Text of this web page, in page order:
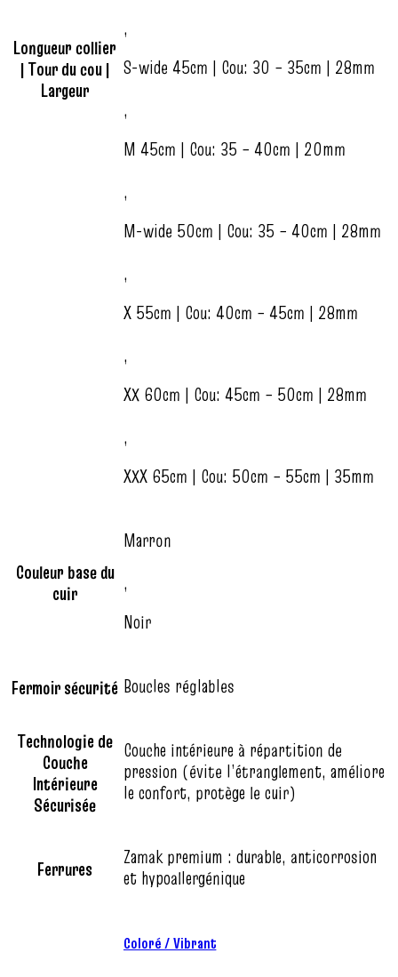
Longueur collier
| Tour du cou |
Largeur
,
S-wide 45cm | Cou: 30 – 35cm | 28mm
,
M 45cm | Cou: 35 – 40cm | 20mm
,
M-wide 50cm | Cou: 35 – 40cm | 28mm
,
X 55cm | Cou: 40cm – 45cm | 28mm
,
XX 60cm | Cou: 45cm – 50cm | 28mm
,
XXX 65cm | Cou: 50cm – 55cm | 35mm
Couleur base du
cuir
Marron
,
Noir
Fermoir sécurité Boucles réglables
Technologie de
Couche
Intérieure
Sécurisée
Couche intérieure à répartition de
pression (évite l’étranglement, améliore
le confort, protège le cuir)
Ferrures
Zamak premium : durable, anticorrosion
et hypoallergénique
Coloré / Vibrant